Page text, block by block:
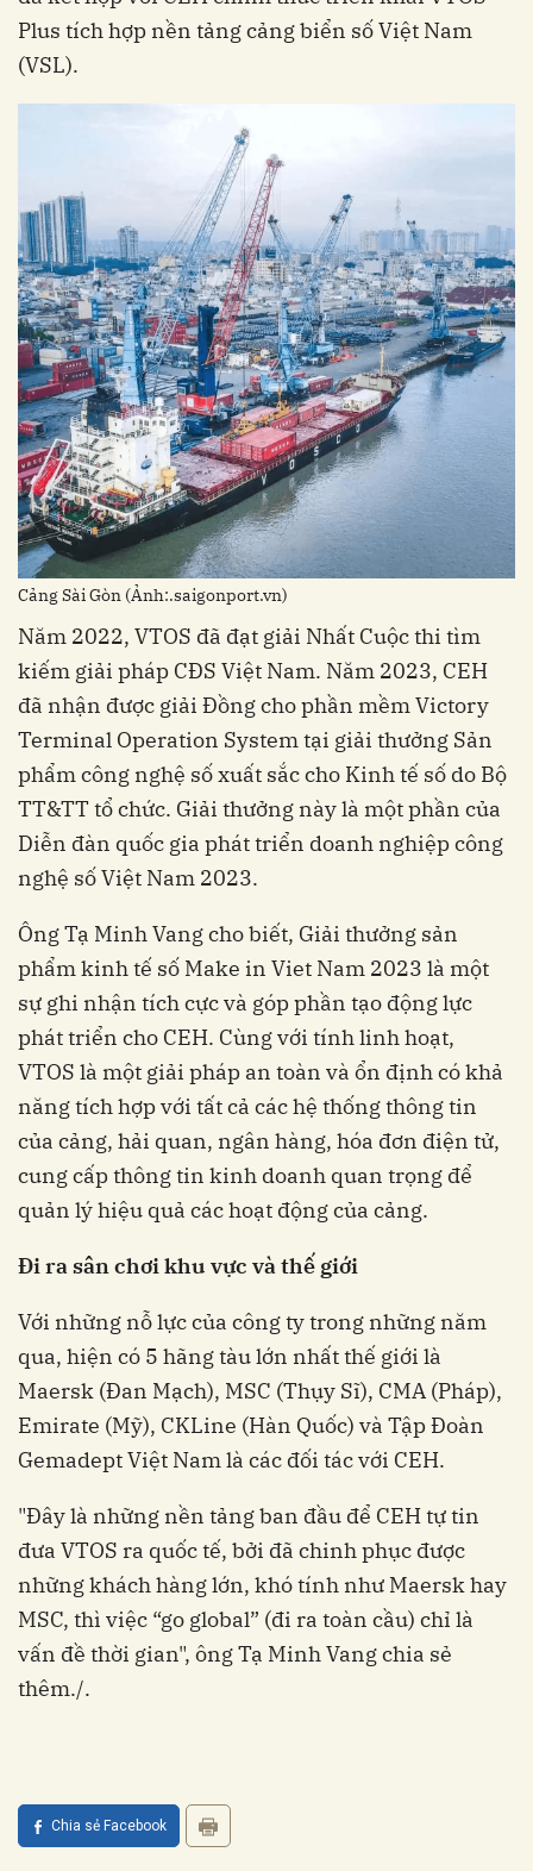
Plus tích hợp nền tảng cảng biển số Việt Nam
(VSL).
Cảng Sài Gòn (Ảnh:.saigonport.vn)
Năm 2022, VTOS đã đạt giải Nhất Cuộc thi tìm
kiếm giải pháp CĐS Việt Nam. Năm 2023, CEH
đã nhận được giải Đồng cho phần mềm Victory
Terminal Operation System tại giải thưởng Sản
phẩm công nghệ số xuất sắc cho Kinh tế số do Bộ
TT&TT tổ chức. Giải thưởng này là một phần của
Diễn đàn quốc gia phát triển doanh nghiệp công
nghệ số Việt Nam 2023.
Ông Tạ Minh Vang cho biết, Giải thưởng sản
phẩm kinh tế số Make in Viet Nam 2023 là một
sự ghi nhận tích cực và góp phần tạo động lực
phát triển cho CEH. Cùng với tính linh hoạt,
VTOS là một giải pháp an toàn và ổn định có khả
năng tích hợp với tất cả các hệ thống thông tin
của cảng, hải quan, ngân hàng, hóa đơn điện tử,
cung cấp thông tin kinh doanh quan trọng để
quản lý hiệu quả các hoạt động của cảng.
Đi ra sân chơi khu vực và thế giới
Với những nỗ lực của công ty trong những năm
qua, hiện có 5 hãng tàu lớn nhất thế giới là
Maersk (Đan Mạch), MSC (Thụy Sĩ), CMA (Pháp),
Emirate (Mỹ), CKLine (Hàn Quốc) và Tập Đoàn
Gemadept Việt Nam là các đối tác với CEH.
"Đây là những nền tảng ban đầu để CEH tự tin
đưa VTOS ra quốc tế, bởi đã chinh phục được
những khách hàng lớn, khó tính như Maersk hay
MSC, thì việc “go global” (đi ra toàn cầu) chỉ là
vấn đề thời gian", ông Tạ Minh Vang chia sẻ
thêm./.
Chia sẻ Facebook